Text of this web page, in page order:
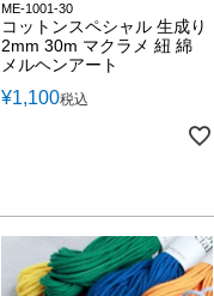
ME-1001-30
コットンスペシャル 生成り
2mm 30m マクラメ 紐 綿
メルヘンアート
¥1,100税込